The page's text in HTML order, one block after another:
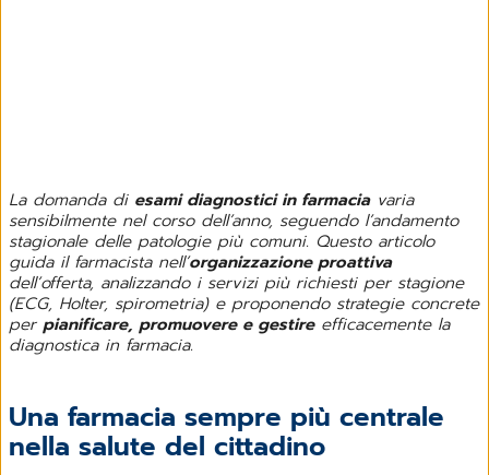
La domanda di esami diagnostici in farmaciavaria
sensibilmente nel corso dell’anno, seguendo l’andamento
stagionale delle patologie più comuni. Questo articolo
guida il farmacista nell’organizzazione proattiva
dell’offerta, analizzando i servizi più richiesti per stagione
(ECG, Holter, spirometria) e proponendo strategie concrete
per pianificare, promuovere e gestireefficacemente la
diagnostica in farmacia.
Una farmacia sempre più centrale
nella salute del cittadino